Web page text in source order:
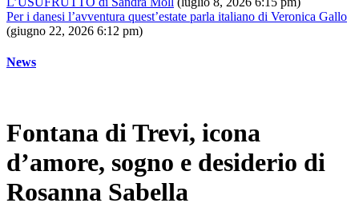
Per i danesi l’avventura quest’estate parla italiano di Veronica Gallo
(giugno 22, 2026 6:12 pm)
News
Fontana di Trevi, icona
d’amore, sogno e desiderio di
Rosanna Sabella